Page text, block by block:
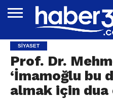
EĞITIM
EKONOMI
GENEL
MAGAZIN
OTOMOTIV
SIYASET
SPOR
TEKNOLOJI
SIYASET
Prof. Dr.
‘İmamoğlu bu
almak için dua